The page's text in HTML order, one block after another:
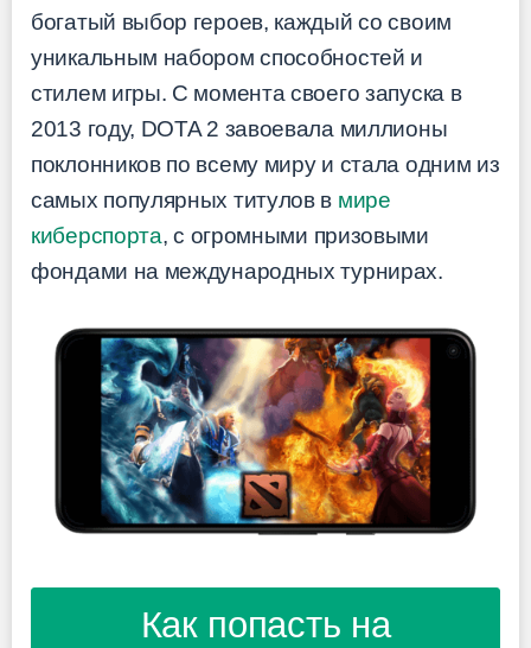
богатый выбор героев, каждый со своим
уникальным набором способностей и
стилем игры. С момента своего запуска в
2013 году, DOTA 2 завоевала миллионы
поклонников по всему миру и стала одним из
самых популярных титулов в мире
киберспорта, с огромными призовыми
фондами на международных турнирах.
Как попасть на